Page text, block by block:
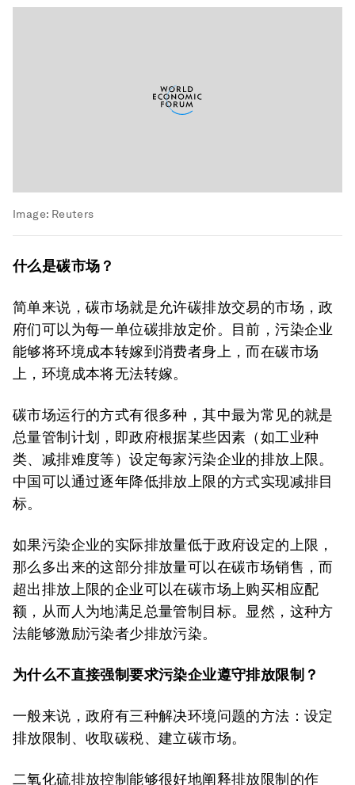
Image: Reuters
什么是碳市场？
简单来说，碳市场就是允许碳排放交易的市场，政
府们可以为每一单位碳排放定价。目前，污染企业
能够将环境成本转嫁到消费者身上，而在碳市场
上，环境成本将无法转嫁。
碳市场运行的方式有很多种，其中最为常见的就是
总量管制计划，即政府根据某些因素（如工业种
类、减排难度等）设定每家污染企业的排放上限。
中国可以通过逐年降低排放上限的方式实现减排目
标。
如果污染企业的实际排放量低于政府设定的上限，
那么多出来的这部分排放量可以在碳市场销售，而
超出排放上限的企业可以在碳市场上购买相应配
额，从而人为地满足总量管制目标。显然，这种方
法能够激励污染者少排放污染。
为什么不直接强制要求污染企业遵守排放限制？
一般来说，政府有三种解决环境问题的方法：设定
排放限制、收取碳税、建立碳市场。
二氧化硫排放控制能够很好地阐释排放限制的作